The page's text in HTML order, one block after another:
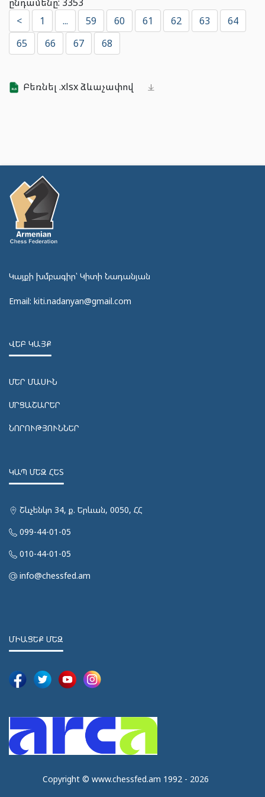
<
1 ... 59 60 61 62 63
64
65
66 67 68
Բեռնել .xlsx ձևաչափով
Կայքի խմբագիր՝ Կիտի Նադանյան
Email: kiti.nadanyan@gmail.com
ՎԵԲ ԿԱՅՔ
ՄԵՐ ՄԱՍԻՆ
ՄՐՑԱՇԱՐԵՐ
ՆՈՐՈՒԹՅՈՒՆՆԵՐ
ԿԱՊ ՄԵԶ ՀԵՏ
Շևչենկո 34, ք. Երևան, 0050, ՀՀ
099-44-01-05
010-44-01-05
info@chessfed.am
ՄԻԱՑԵՔ ՄԵԶ
Copyright © www.chessfed.am 1992 - 2026